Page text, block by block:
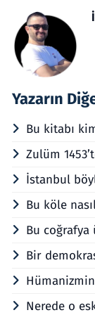
Yazarın
Bu kitabı
Zulüm
İstanbul
Bu köle
Bu coğrafya
Bir
Nerede o